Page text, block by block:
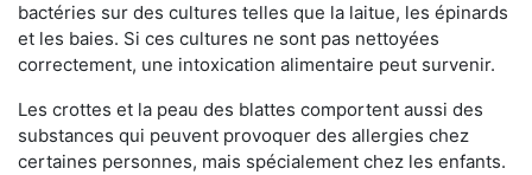
bactéries sur des cultures telles que la laitue, les épinards
et les baies. Si ces cultures ne sont pas nettoyées
correctement, une intoxication alimentaire peut survenir.
Les crottes et la peau des blattes comportent aussi des
substances qui peuvent provoquer des allergies chez
certaines personnes, mais spécialement chez les enfants.